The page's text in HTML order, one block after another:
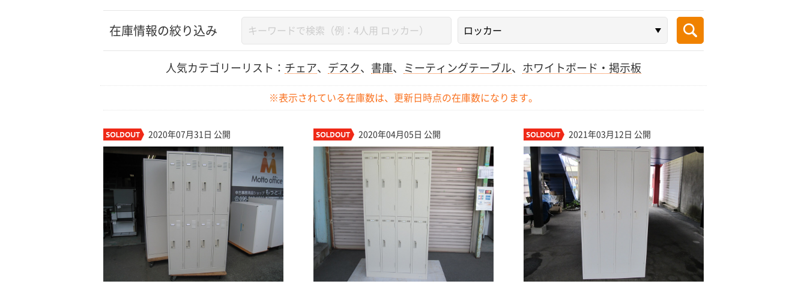
在庫情報の絞り込み
人気カテゴリーリスト： チェア、 デスク、 書庫、 ミーティングテーブル、 ホワイトボード・掲示板
※表示されている在庫数は、更新日時点の在庫数になります。
2020年07月31日 公開 2020年04月05日 公開 2021年03月12日 公開